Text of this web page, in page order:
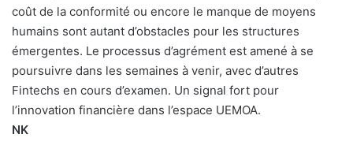
coût de la conformité ou encore le manque de moyens
humains sont autant d’obstacles pour les structures
émergentes. Le processus d’agrément est amené à se
poursuivre dans les semaines à venir, avec d’autres
Fintechs en cours d’examen. Un signal fort pour
l’innovation financière dans l’espace UEMOA.
NK